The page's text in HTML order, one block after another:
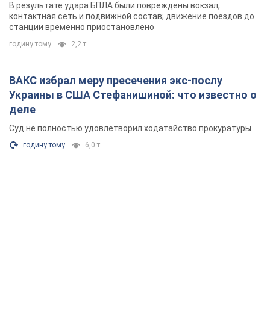
В результате удара БПЛА были повреждены вокзал,
контактная сеть и подвижной состав; движение поездов до
станции временно приостановлено
годину тому 2,2 т.
ВАКС избрал меру пресечения экс-послу
Украины в США Стефанишиной: что известно о
деле
Суд не полностью удовлетворил ходатайство прокуратуры
годину тому 6,0 т.